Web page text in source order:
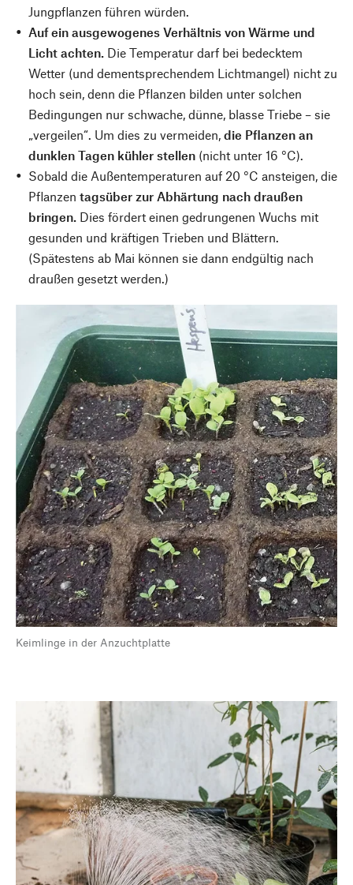
Jungpflanzen führen würden.
Auf ein ausgewogenes Verhältnis von Wärme und
Licht achten. Die Temperatur darf bei bedecktem
Wetter (und dementsprechendem Lichtmangel) nicht zu
hoch sein, denn die Pflanzen bilden unter solchen
Bedingungen nur schwache, dünne, blasse Triebe – sie
„vergeilen“. Um dies zu vermeiden, die Pflanzen an
dunklen Tagen kühler stellen (nicht unter 16 °C).
Sobald die Außentemperaturen auf 20 °C ansteigen, die
Pflanzen tagsüber zur Abhärtung nach draußen
bringen. Dies fördert einen gedrungenen Wuchs mit
gesunden und kräftigen Trieben und Blättern.
(Spätestens ab Mai können sie dann endgültig nach
draußen gesetzt werden.)
Keimlinge in der Anzuchtplatte